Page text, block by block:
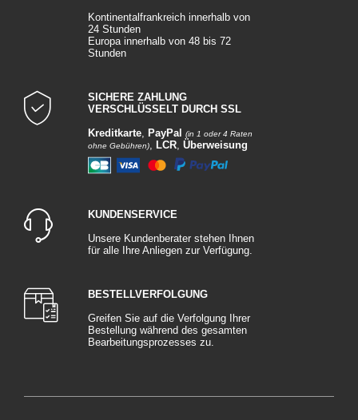
Kontinentalfrankreich innerhalb von
24 Stunden
Europa innerhalb von 48 bis 72
Stunden
SICHERE ZAHLUNG
VERSCHLÜSSELT DURCH SSL
Kreditkarte, PayPal
(in 1 oder 4 Raten
ohne Gebühren), LCR, Überweisung
KUNDENSERVICE
Unsere Kundenberater stehen Ihnen
für alle Ihre Anliegen zur Verfügung.
BESTELLVERFOLGUNG
Greifen Sie auf die Verfolgung Ihrer
Bestellung während des gesamten
Bearbeitungsprozesses zu.